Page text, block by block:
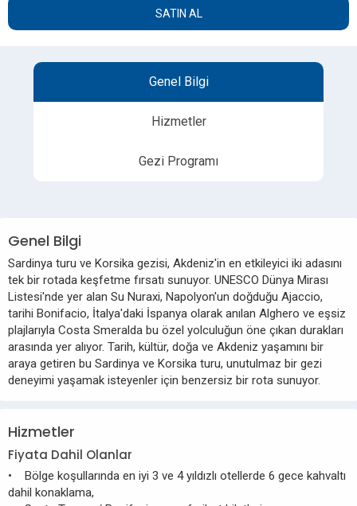
SATIN AL
Genel Bilgi
Hizmetler
Gezi Programı
Genel Bilgi
Sardinya turu ve Korsika gezisi, Akdeniz'in en etkileyici iki adasını
tek bir rotada keşfetme fırsatı sunuyor. UNESCO Dünya Mirası
Listesi'nde yer alan Su Nuraxi, Napolyon'un doğduğu Ajaccio,
tarihi Bonifacio, İtalya'daki İspanya olarak anılan Alghero ve eşsiz
plajlarıyla Costa Smeralda bu özel yolculuğun öne çıkan durakları
arasında yer alıyor. Tarih, kültür, doğa ve Akdeniz yaşamını bir
araya getiren bu Sardinya ve Korsika turu, unutulmaz bir gezi
deneyimi yaşamak isteyenler için benzersiz bir rota sunuyor.
Hizmetler
Fiyata Dahil Olanlar
• Bölge koşullarında en iyi 3 ve 4 yıldızlı otellerde 6 gece kahvaltı
dahil konaklama,